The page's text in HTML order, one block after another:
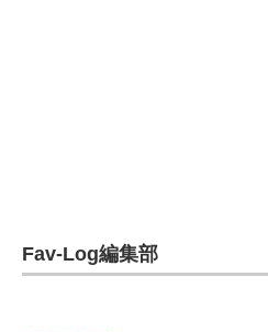
ちょっと気になるネットの話題
Fav-Log編集部